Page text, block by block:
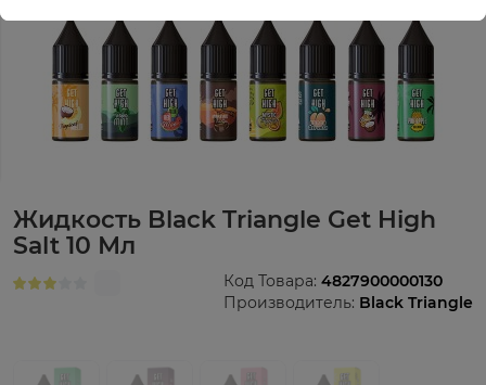
Жидкость Black Triangle Get High
Salt 10 Мл
Производитель: Black Triangle
Код Товара: 4827900000130